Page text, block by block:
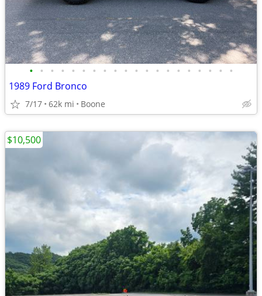
• • • • • • • • • • • • • • • • • • • •
1989 Ford Bronco
7/17 62k mi Boone
$10,500